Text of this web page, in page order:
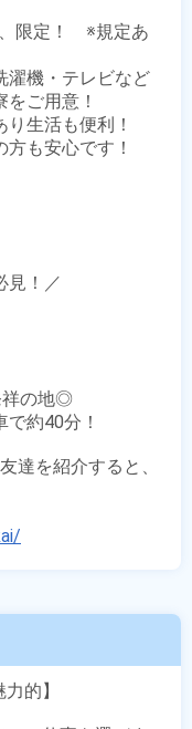
限定！　※規定あ
濯機・テレビなど
ご用意！
生活も便利！
も安心です！
見！／
祥の地◎
約40分！
達を紹介すると、
的】